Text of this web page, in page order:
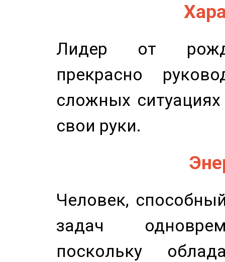
Лидер от
прекрасно
сложных
свои руки.
Человек,
задач
поскольку